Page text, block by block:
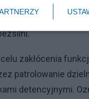
praw
zakłócenia
patrolowanie
detencyjnymi.